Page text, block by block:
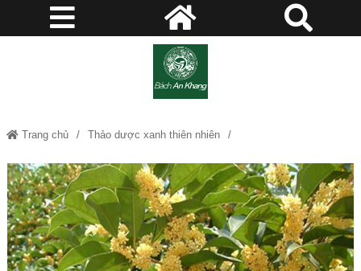
Trang chủ Thảo dược xanh thiên nhiên
Trà hoa mộc - Tác dụng làm trắng da, thanh lọc cơ thể, chữa các bệnh về
đường hô hấp JD198 trahoamoc